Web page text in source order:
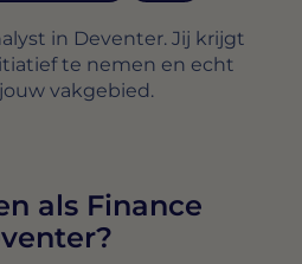
in Deventer. Jij krijgt
te nemen en echt
vakgebied.
als Finance